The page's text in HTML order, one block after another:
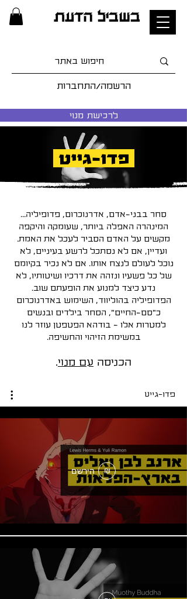
בשביל הדעת
הרשמה/התחברות
לרכישת מנוי
פדו-גייט
סחר בבני-אדם, אדרנוכרום, פדופיליה...
המינהרה האפלה ביותר, שעומקה והיקפה
מקשים על האדם הסביר לעכל את האמת.
ועדיין, אם לא נסתכל לרשע בעיניים, לא
נוכל לעולם לנצח אותו. אם לא נכיר בקיומם
של כל פשעיו ונזהה את דרכיו ושיטותיו, לא
נדע כיצד למנוע את הופעתם שוב.
הפדופיליה בהוליווד, השימוש באדרנוכרום
כ"סם-החיים", הסחר בילדים ובנשים
למטרות אלו - בודהא הפטפטן עוזר לנו
במשימת הזיהוי והחשיפה.
הכניסה עם מנוי.
פדו-גייט
₪ הירשם